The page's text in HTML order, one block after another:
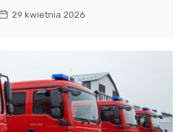
29 kwietnia 2026